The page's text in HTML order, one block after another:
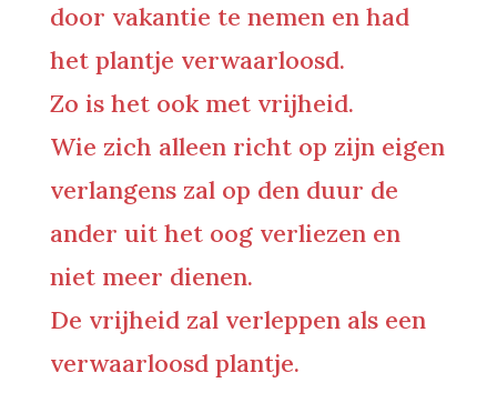
door vakantie te nemen en had
het plantje verwaarloosd.
Zo is het ook met vrijheid.
Wie zich alleen richt op zijn eigen
verlangens zal op den duur de
ander uit het oog verliezen en
niet meer dienen.
De vrijheid zal verleppen als een
verwaarloosd plantje.